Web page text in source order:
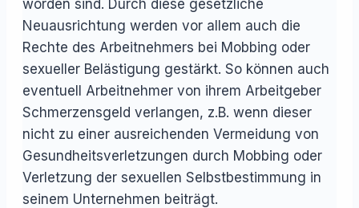
worden sind. Durch diese gesetzliche
Neuausrichtung werden vor allem auch die
Rechte des Arbeitnehmers bei Mobbing oder
sexueller Belästigung gestärkt. So können auch
eventuell Arbeitnehmer von ihrem Arbeitgeber
Schmerzensgeld verlangen, z.B. wenn dieser
nicht zu einer ausreichenden Vermeidung von
Gesundheitsverletzungen durch Mobbing oder
Verletzung der sexuellen Selbstbestimmung in
seinem Unternehmen beiträgt.